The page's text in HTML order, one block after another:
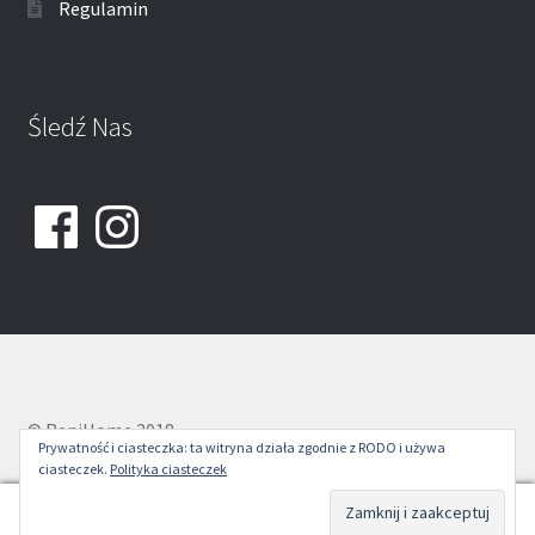
Regulamin
Śledź Nas
FacebookInstagram
© ReniHome 2018
0
Prywatność i ciasteczka: ta witryna działa zgodnie z RODO i używa
ciasteczek. Polityka ciasteczek